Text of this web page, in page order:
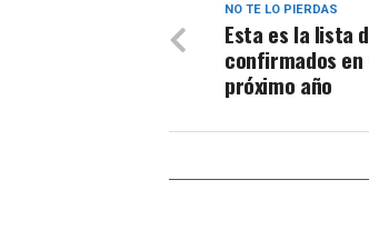
NO TE LO PIERDAS
Esta es la lista
confirmados
próximo año